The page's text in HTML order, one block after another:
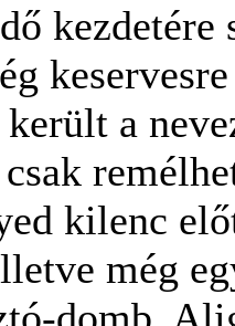
került a
kilenc
még